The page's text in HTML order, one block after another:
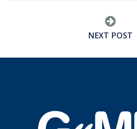
NEXT POST